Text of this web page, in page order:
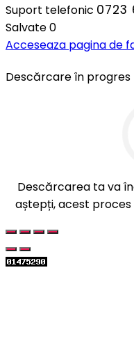
Suport telefonic 0723
Salvate0
Acceseaza pagina de
Descărcare în progres
Descărcarea ta va
aștepți, acest